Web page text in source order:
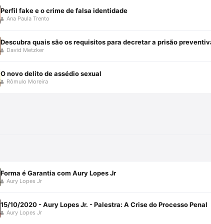
Perfil fake e o crime de falsa identidade
Ana Paula Trento
Descubra quais são os requisitos para decretar a prisão
David Metzker
O novo delito de assédio sexual
Rômulo Moreira
Forma é Garantia com Aury Lopes Jr
Aury Lopes Jr
15/10/2020 - Aury Lopes Jr. - Palestra: A Crise do Processo Penal
Aury Lopes Jr